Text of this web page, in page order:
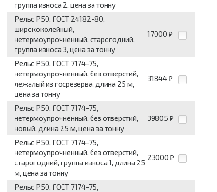
группа износа 2, цена за тонну
Рельс Р50, ГОСТ 24182-80,
ширококолейный,
нетермоупрочненный, старогодний,
группа износа 3, цена за тонну
17000 ₽
Рельс Р50, ГОСТ 7174-75,
нетермоупрочненный, без отверстий,
лежалый из госрезерва, длина 25 м,
цена за тонну
31844 ₽
Рельс Р50, ГОСТ 7174-75,
нетермоупрочненный, без отверстий,
новый, длина 25 м, цена за тонну
39805 ₽
Рельс Р50, ГОСТ 7174-75,
нетермоупрочненный, без отверстий,
старогодний, группа износа 1, длина 25
м, цена за тонну
23000 ₽
Рельс Р50, ГОСТ 7174-75,